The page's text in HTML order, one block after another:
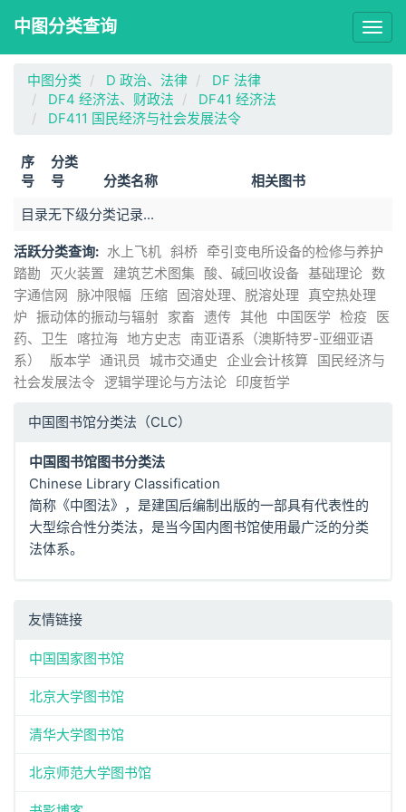
中图分类查询
中图分类 D 政治、法律
DF 法律
DF4 经济法、财政法
DF41 经济法
DF411 国民经济与社会发展法令
序
号
分类
号
分类名称
相关图书
目录无下级分类记录...
活跃分类查询: 水上飞机 斜桥 牵引变电所设备的检修与养护
踏勘
灭火装置 建筑艺术图集 酸、碱回收设备 基础理论 数
字通信网
脉冲限幅 压缩 固溶处理、脱溶处理
真空热处理
炉 振动体的振动与辐射 家畜 遗传 其他 中国医学 检疫 医
药、卫生
喀拉海 地方史志 南亚语系（澳斯特罗-亚细亚语
系）
版本学 通讯员 城市交通史 企业会计核算 国民经济与
社会发展法令 逻辑学理论与方法论 印度哲学
中国图书馆分类法（CLC）
中国图书馆图书分类法
Chinese Library Classification
简称《中图法》，是建国后编制出版的一部具有代表性的
大型综合性分类法，是当今国内图书馆使用最广泛的分类
法体系。
友情链接
中国国家图书馆
北京大学图书馆
清华大学图书馆
北京师范大学图书馆